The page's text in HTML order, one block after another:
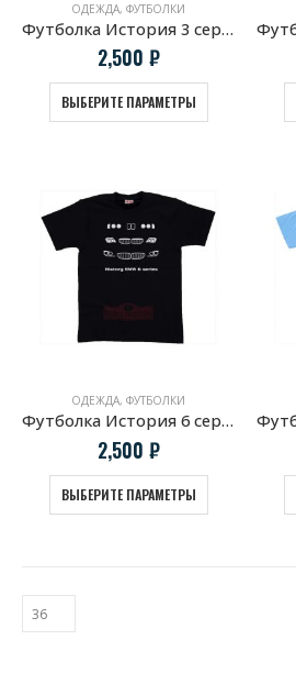
ОДЕЖДА, ФУТБОЛКИ
Футболка История 3 серии BMW
2,500 ₽
ВЫБЕРИТЕ ПАРАМЕТРЫ
ОДЕЖДА, ФУТБОЛКИ
Футболка История 6 серии BMW
2,500 ₽
ВЫБЕРИТЕ ПАРАМЕТРЫ